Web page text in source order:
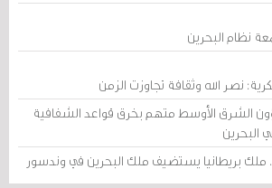
نظام البحرين
نصر الله وثقافة تجاوزت الزمن
الشرق الأوسط متهم بخرق قواعد الشفافية
البحرين
.. ملك بريطانيا يستضيف ملك البحرين في وندسور